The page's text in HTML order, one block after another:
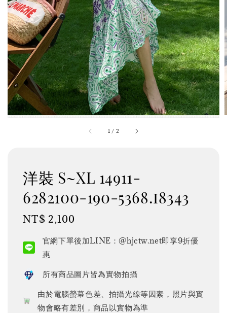
1 / 2
洋裝 S~XL 14911-
6282100-190-5368.i8343
Regular
NT$ 2,100
官網下單後加LINE：@hjctw.net即享9折優
惠
所有商品圖片皆為實物拍攝
由於電腦螢幕色差、拍攝光線等因素，照片與實
物會略有差別，商品以實物為準